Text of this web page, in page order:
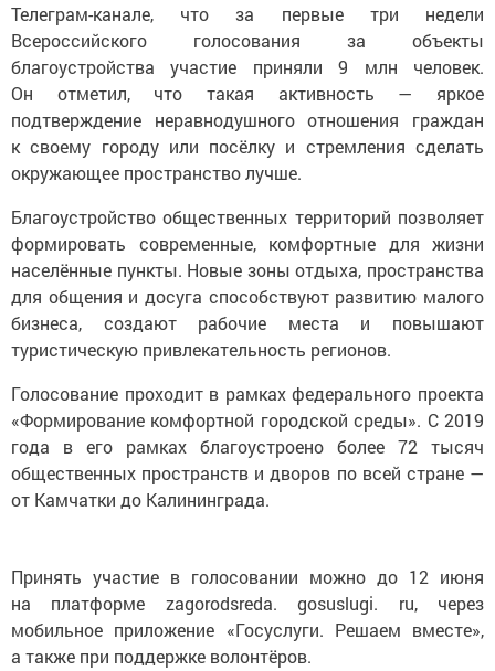
Телеграм-канале, что за первые три недели
Всероссийского голосования за объекты
благоустройства участие приняли 9 млн человек.
Он отметил, что такая активность — яркое
подтверждение неравнодушного отношения граждан
к своему городу или посёлку и стремления сделать
окружающее пространство лучше.
Благоустройство общественных территорий позволяет
формировать современные, комфортные для жизни
населённые пункты. Новые зоны отдыха, пространства
для общения и досуга способствуют развитию малого
бизнеса, создают рабочие места и повышают
туристическую привлекательность регионов.
Голосование проходит в рамках федерального проекта
«Формирование комфортной городской среды». С 2019
года в его рамках благоустроено более 72 тысяч
общественных пространств и дворов по всей стране —
от Камчатки до Калининграда.
Принять участие в голосовании можно до 12 июня
на платформе zagorodsreda. gosuslugi. ru, через
мобильное приложение «Госуслуги. Решаем вместе»,
а также при поддержке волонтёров.